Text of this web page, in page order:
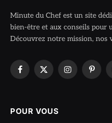
Minute du Chef est un site
bien-être et aux conseils pour
Découvrez notre mission, nos
Facebook
X
Instagram
POUR VOUS